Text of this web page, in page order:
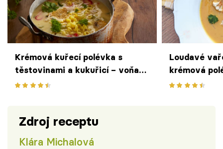
Krémová kuřecí polévka s
těstovinami a kukuřicí – voňavá
dobrota z jednoho hrnce, která
Loudavé
krémová
způsob
Zdroj receptu
Klára Michalová